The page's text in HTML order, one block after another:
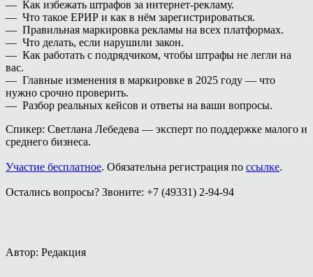
— Как избежать штрафов за интернет-рекламу.
— Что такое ЕРИР и как в нём зарегистрироваться.
— Правильная маркировка рекламы на всех платформах.
— Что делать, если нарушили закон.
— Как работать с подрядчиком, чтобы штрафы не легли на
вас.
— Главные изменения в маркировке в 2025 году — что
нужно срочно проверить.
— Разбор реальных кейсов и ответы на ваши вопросы.
Спикер: Светлана Лебедева — эксперт по поддержке малого и
среднего бизнеса.
Участие бесплатное. Обязательна регистрация по ссылке.
Остались вопросы? Звоните: +7 (49331) 2-94-94
Автор: Редакция